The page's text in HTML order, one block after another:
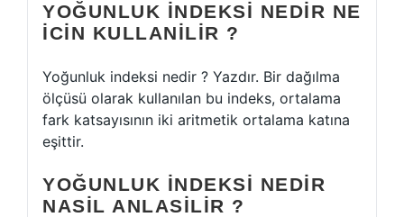
YOĞUNLUK INDEKSI NEDIR NE
ICIN KULLANILIR ?
Yoğunluk indeksi nedir ? Yazdır. Bir dağılma
ölçüsü olarak kullanılan bu indeks, ortalama
fark katsayısının iki aritmetik ortalama katına
eşittir.
YOĞUNLUK INDEKSI NEDIR
NASIL ANLASILIR ?